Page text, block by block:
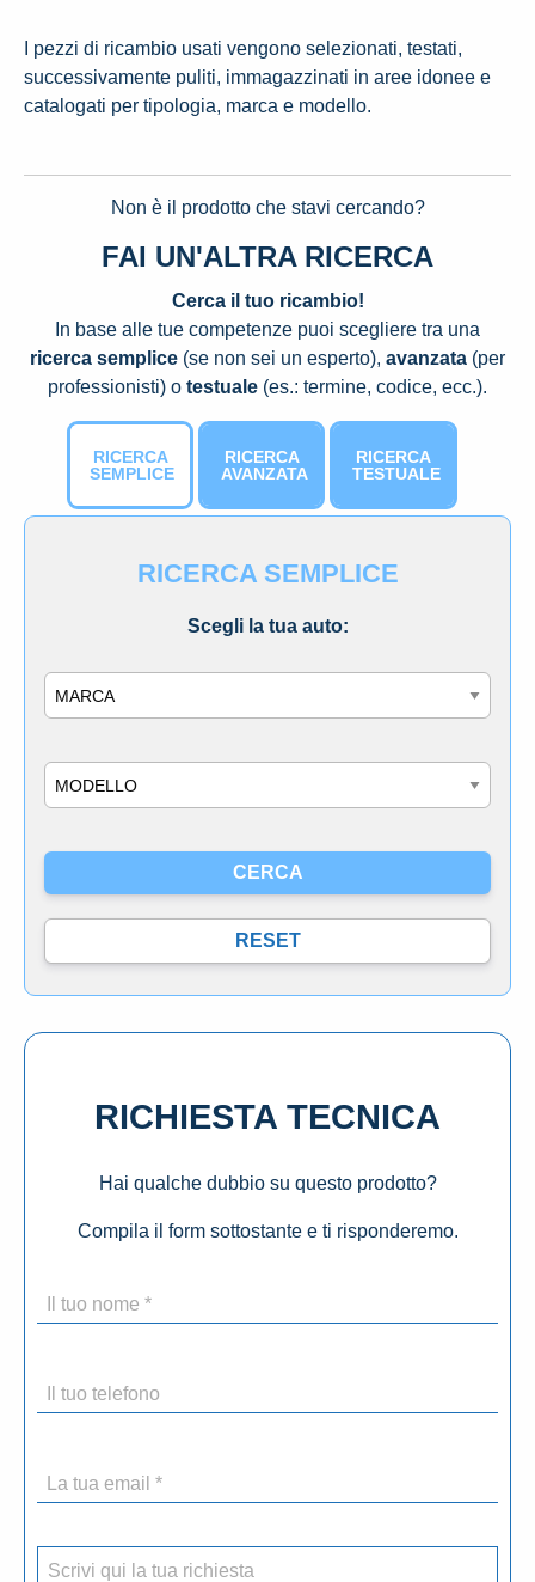
I pezzi di ricambio usati vengono selezionati, testati,
successivamente puliti, immagazzinati in aree idonee e
catalogati per tipologia, marca e modello.
Non è il prodotto che stavi cercando?
FAI UN'ALTRA RICERCA
Cerca il tuo ricambio!
In base alle tue competenze puoi scegliere tra una
ricerca semplice (se non sei un esperto), avanzata (per
professionisti) o testuale (es.: termine, codice, ecc.).
RICERCA
SEMPLICE
RICERCA
AVANZATA
RICERCA
TESTUALE
RICERCA SEMPLICE
Scegli la tua auto:
RICHIESTA TECNICA
Hai qualche dubbio su questo prodotto?
Compila il form sottostante e ti risponderemo.